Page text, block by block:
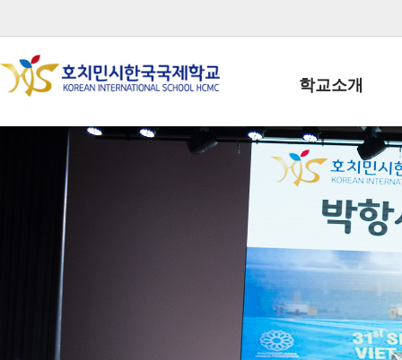
학교소개
학교장인사말
학생회장인사말
학교상징
학교 CI
교직원현황
학생현황
위치/전화